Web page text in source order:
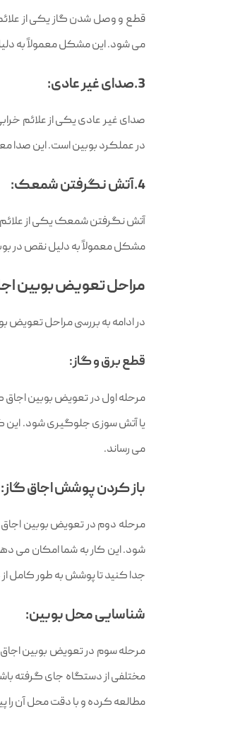
قطع و وصل شدن گاز یکی از
می‌ شود. این مشکل معمولاً به
3.صدای غیر عادی:
صدای غیر عادی یکی از علائم
در عملکرد بوبین است. این صدا
4.آتش‌ نگرفتن شمعک:
آتش‌ نگرفتن شمعک یکی از علائم
مشکل معمولاً به دلیل نقص در
مراحل تعویض بوبین
در ادامه به بررسی مراحل تعویض
قطع برق و گاز:
مرحله اول در تعویض بوبین اجاق
یا آتش‌ سوزی جلوگیری شود. این
می‌ رساند.
باز کردن پوشش اجاق گاز:
مرحله دوم در تعویض بوبین اجاق
شود. این کار به شما امکان می‌
جدا کنید تا پوشش به طور کامل
شناسایی محل بوبین:
مرحله سوم در تعویض بوبین
مختلفی از دستگاه جای گرفته
مطالعه کرده و با دقت محل آن را